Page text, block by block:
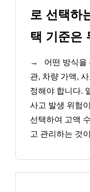
로 선택하
택 기준은
→
어떤 방식을
관, 차량 가액,
정해야 합니다.
사고 발생 위험
선택하여 고액
고 관리하는 것